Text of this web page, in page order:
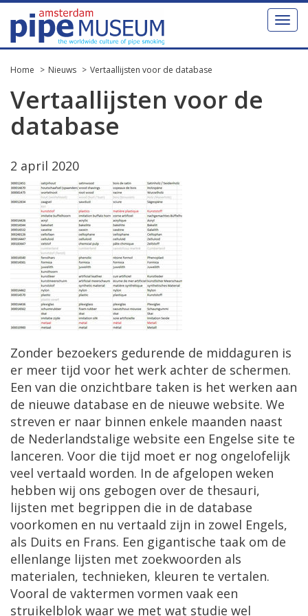
Toggle
Home Nieuws Vertaallijsten voor de database
Vertaallijsten voor de
database
2 april 2020
Zonder bezoekers gedurende de middaguren is
er meer tijd voor het werk achter de schermen.
Een van die onzichtbare taken is het werken aan
de nieuwe database en de nieuwe website. We
streven er naar binnen enkele maanden naast
de Nederlandstalige website een Engelse site te
lanceren. Voor die tijd moet er nog ongelofelijk
veel vertaald worden. In de afgelopen weken
hebben wij ons gebogen over de thesauri,
lijsten met begrippen die in de database
voorkomen en nu vertaald zijn in zowel Engels,
als Duits en Frans. Een gigantische taak om de
ellenlange lijsten met zoekwoorden als
materialen, technieken, kleuren te vertalen.
Vooral de vaktermen vormen vaak een
struikelblok waar we met wat studie wel